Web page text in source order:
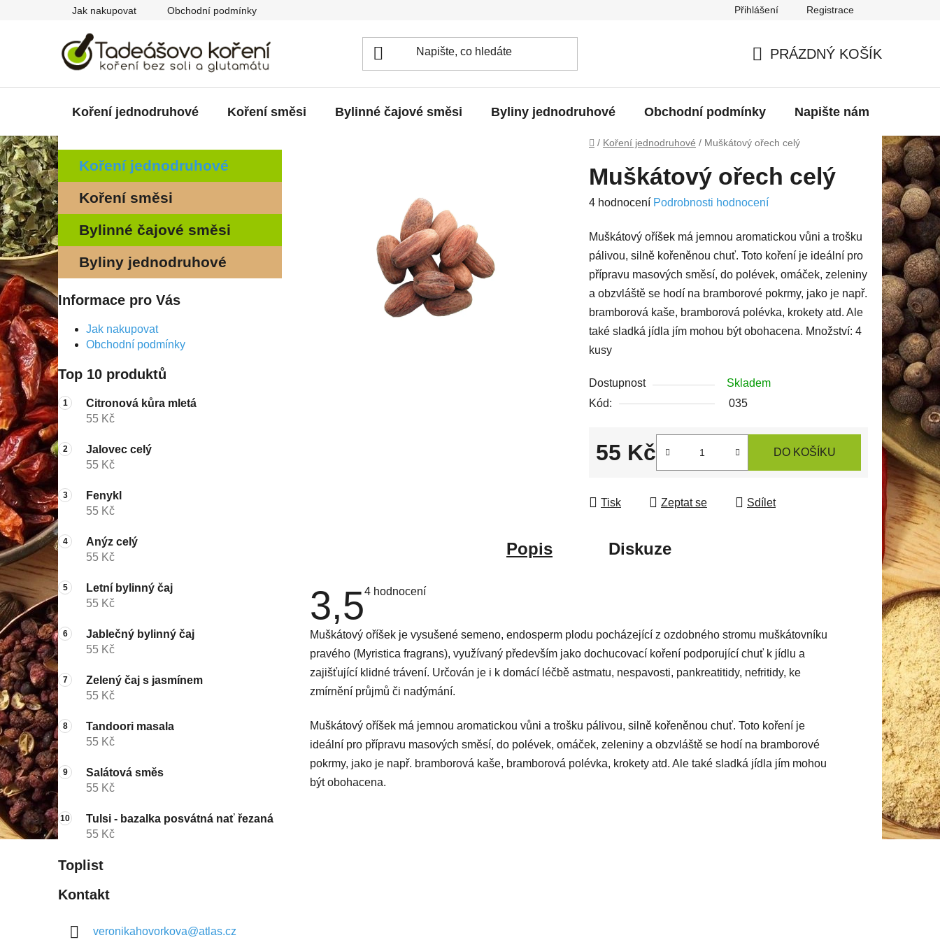
Jak nakupovat Obchodní podmínky Přihlášení Registrace
KOŠÍK
PRÁZDNÝ KOŠÍK
Koření jednodruhové Koření směsi Bylinné čajové směsi Byliny jednodruhové Obchodní podmínky Napište nám
Domů
/ Koření jednodruhové / Muškátový ořech celý
P
o
s
t
r
a
n
í
p
a
n
e
l
Přeskočit
kategorie
K
a
t
e
g
o
r
e
Koření jednodruhové
Koření směsi
Bylinné čajové směsi
Byliny jednodruhové
Informace pro Vás
Jak nakupovat
Obchodní podmínky
Top 10 produktů
Citronová kůra mletá
55 Kč
Jalovec celý
55 Kč
Fenykl
55 Kč
Anýz celý
55 Kč
Letní bylinný čaj
55 Kč
Jablečný bylinný čaj
55 Kč
Zelený čaj s jasmínem
55 Kč
Tandoori masala
55 Kč
Salátová směs
55 Kč
Tulsi - bazalka posvátná nať řezaná
55 Kč
Toplist
Kontakt
veronikahovorkova@atlas.cz
Muškátový ořech celý
Průměrné
produktu
je
3,5
z
5
hvězdiček.
4 hodnocení Podrobnosti hodnocení
Muškátový oříšek má jemnou aromatickou vůni a trošku
pálivou, silně kořeněnou chuť. Toto koření je ideální pro
přípravu masových směsí, do polévek, omáček, zeleniny
a obzvláště se hodí na bramborové pokrmy, jako je např.
bramborová kaše, bramborová polévka, krokety atd. Ale
také sladká jídla jím mohou být obohacena. Množství: 4
kusy
Dostupnost
Skladem
Kód:
035
55 Kč
Měrná cena:
DO KOŠÍKU
Tisk Zeptat se Sdílet
Popis Diskuze
3,5Průměrné
3,5
z
5
hvězdiček.
4 hodnocení
Muškátový oříšek je vysušené semeno, endosperm plodu pocházející z ozdobného stromu muškátovníku
pravého (Myristica fragrans), využívaný především jako dochucovací koření podporující chuť k jídlu a
zajišťující klidné trávení. Určován je i k domácí léčbě astmatu, nespavosti, pankreatitidy, nefritidy, ke
zmírnění průjmů či nadýmání.
Muškátový oříšek má jemnou aromatickou vůni a trošku pálivou, silně kořeněnou chuť. Toto koření je
ideální pro přípravu masových směsí, do polévek, omáček, zeleniny a obzvláště se hodí na bramborové
pokrmy, jako je např. bramborová kaše, bramborová polévka, krokety atd. Ale také sladká jídla jím mohou
být obohacena.